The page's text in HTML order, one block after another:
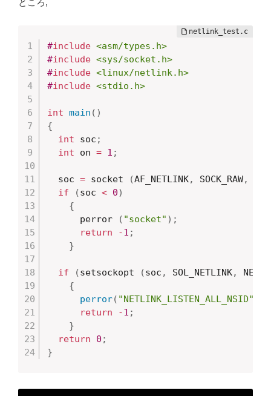
o
o
k
ところ,
#include <asm/types.h>
#include <sys/socket.h>
#include <linux/netlink.h>
#include <stdio.h>
int main ( )
{
int soc ;
int on = 1 ;
  soc
= socket (AF_NETLINK, SOCK_RAW,
if
(soc < 0)
{
      perror
( "socket" ) ;
return
-1 ;
}
if (setsockopt (soc , SOL_NETLINK,
{
perror( "NETLINK_LISTEN_ALL_NSID"
return
-1 ;
}
return
0 ;
}